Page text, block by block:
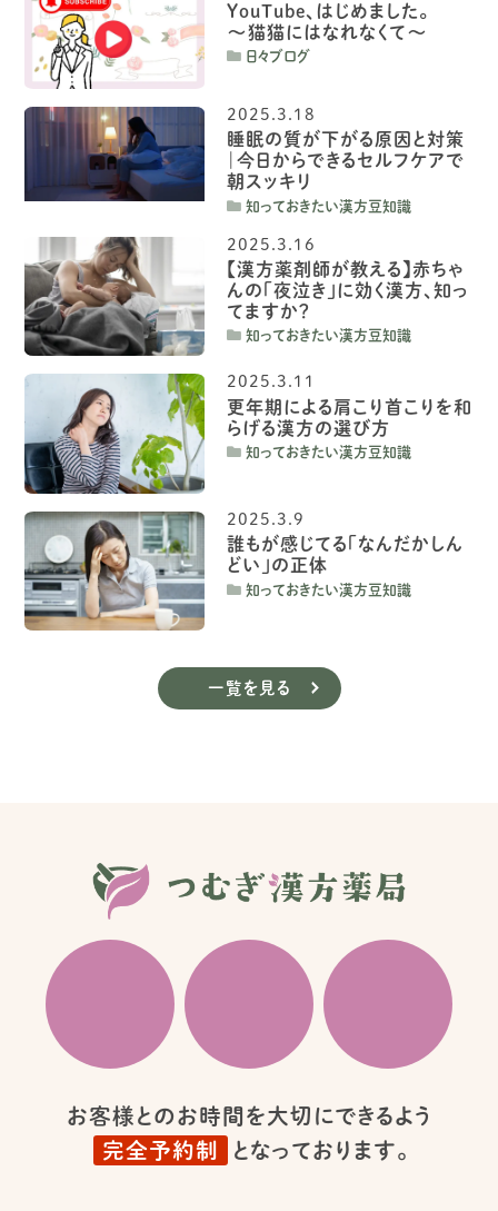
YouTube、はじめました。
〜猫猫にはなれなくて〜
日々ブログ
2025.3.18
睡眠の質が下がる原因と対策
｜今日からできるセルフケアで
朝スッキリ
知っておきたい漢方豆知識
2025.3.16
【漢方薬剤師が教える】赤ちゃ
んの「夜泣き」に効く漢方、知っ
てますか？
知っておきたい漢方豆知識
2025.3.11
更年期による肩こり首こりを和
らげる漢方の選び方
知っておきたい漢方豆知識
2025.3.9
誰もが感じてる「なんだかしん
どい」の正体
知っておきたい漢方豆知識
一覧を見る
お客様とのお時間を大切にできるよう
完全予約制
となっております。